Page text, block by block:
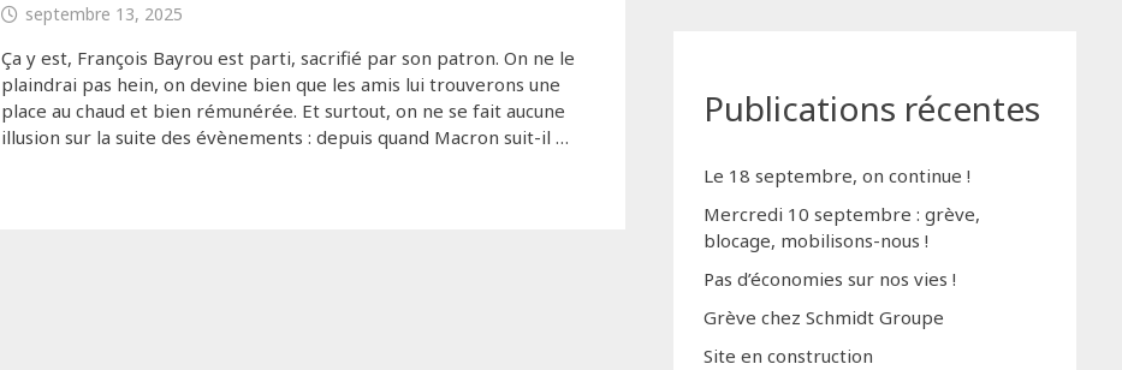
septembre 13, 2025
Ça y est, François Bayrou est parti, sacrifié par son patron. On ne le
plaindrai pas hein, on devine bien que les amis lui trouverons une
place au chaud et bien rémunérée. Et surtout, on ne se fait aucune
illusion sur la suite des évènements : depuis quand Macron suit-il …
Publications récentes
Le 18 septembre, on continue !
Mercredi 10 septembre : grève,
blocage, mobilisons-nous !
Pas d’économies sur nos vies !
Grève chez Schmidt Groupe
Site en construction